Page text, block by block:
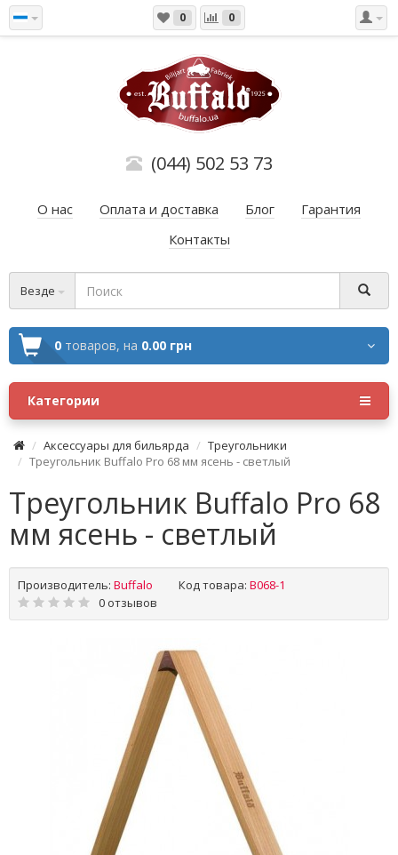
0 0
(044) 502 53 73
О нас Оплата и доставка Блог
Гарантия
Контакты
Везде
0 товаров, на 0.00 грн
Категории
Аксессуары для бильярда
Треугольники
Треугольник Buffalo Pro 68 мм ясень - светлый
Треугольник Buffalo Pro 68
мм ясень - светлый
Производитель: Buffalo Код товара: B068-1
0 отзывов